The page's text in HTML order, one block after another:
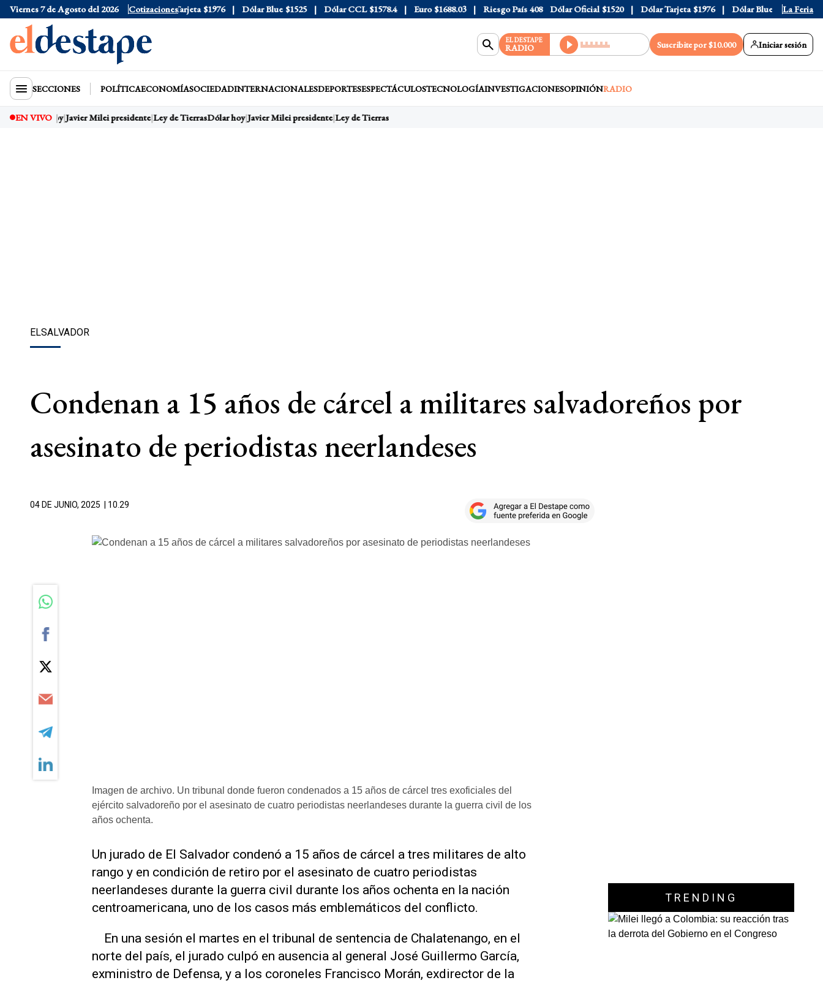
Viernes 7 de Agosto del 2026 Cotizaciones
Dólar Oficial $1520 Dólar Tarjeta $1976 Dólar Blue $1525 Dólar CCL $1578.4 Euro $1688.03 Riesgo País 408 Dólar Oficial $1520 Dólar Tarjeta $1976 Dólar Blue $1525La Feria
EL DESTAPE
RADIO Suscribite por $10.000 Iniciar sesión
SECCIONES POLÍTICAECONOMÍASOCIEDADINTERNACIONALESDEPORTESESPECTÁCULOSTECNOLOGÍAINVESTIGACIONESOPINIÓNRADIO
EN VIVO
Dólar hoy Javier Milei presidente Ley de TierrasDólar hoy Javier Milei presidente Ley de Tierras
ELSALVADOR
Condenan a 15 años de cárcel a militares salvadoreños por
asesinato de periodistas neerlandeses
04 DE JUNIO, 2025 | 10.29
Imagen de archivo. Un tribunal donde fueron condenados a 15 años de cárcel tres exoficiales del
ejército salvadoreño por el asesinato de cuatro periodistas neerlandeses durante la guerra civil de los
años ochenta.
Un jurado de El Salvador condenó a 15 años de cárcel a tres militares de alto
rango y en condición de retiro por el asesinato de cuatro periodistas
neerlandeses durante la guerra civil durante los años ochenta en la nación
centroamericana, uno de los casos más emblemáticos del conflicto.
En una sesión el martes en el tribunal de sentencia de Chalatenango, en el
norte del país, el jurado culpó en ausencia al general José Guillermo García,
exministro de Defensa, y a los coroneles Francisco Morán, exdirector de la
TRENDING